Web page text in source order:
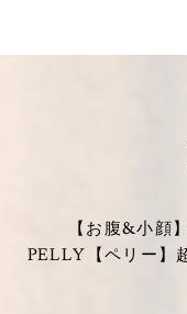
【お腹&小顔
PELLY【ペリー】